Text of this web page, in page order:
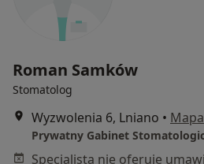
Roman Samków
Stomatolog
Wyzwolenia 6, Lniano • Mapa